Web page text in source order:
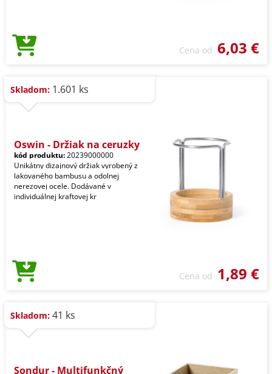
Cena od 6,03 €
Skladom: 1.601 ks
Oswin - Držiak na ceruzky
kód produktu:20239000000
Unikátny dizajnový držiak vyrobený z
lakovaného bambusu a odolnej
nerezovej ocele. Dodávané v
individuálnej kraftovej kr
Cena od 1,89 €
Skladom: 41 ks
Sondur - Multifunkčný